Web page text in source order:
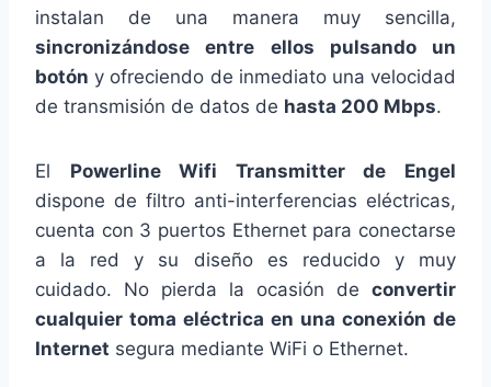
instalan de una manera muy sencilla,
sincronizándose entre ellos pulsando un
botón y ofreciendo de inmediato una velocidad
de transmisión de datos de hasta 200 Mbps.
El Powerline Wifi Transmitter de Engel
dispone de filtro anti-interferencias eléctricas,
cuenta con 3 puertos Ethernet para conectarse
a la red y su diseño es reducido y muy
cuidado. No pierda la ocasión de convertir
cualquier toma eléctrica en una conexión de
Internet segura mediante WiFi o Ethernet.